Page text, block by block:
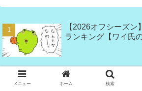
【2026オフシーズ
ランキング【ワイ氏
【プレシーズン2025
ズ vs 佐賀バルーナ
メニュー ホーム 検索